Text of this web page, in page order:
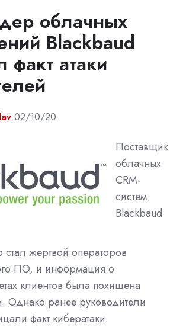
облачных
Blackbaud
факт атаки
02/10/20
Поставщик
облачных
CRM-
систем
Blackbaud
стал жертвой операторов
ПО, и информация о
клиентов была похищена
Однако ранее руководители
факт кибератаки.